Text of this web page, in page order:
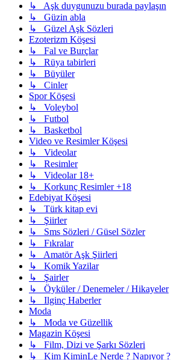
↳ Aşk duygunuzu burada paylaşın
↳ Güzin abla
↳ Güzel Aşk Sözleri
Ezoterizm Köşesi
↳ Fal ve Burçlar
↳ Rüya tabirleri
↳ Büyüler
↳ Cinler
Spor Köşesi
↳ Voleybol
↳ Futbol
↳ Basketbol
Video ve Resimler Köşesi
↳ Videolar
↳ Resimler
↳ Videolar 18+
↳ Korkunç Resimler +18
Edebiyat Köşesi
↳ Türk kitap evi
↳ Şiirler
↳ Sms Sözleri / Güsel Sözler
↳ Fıkralar
↳ Amatör Aşk Şiirleri
↳ Komik Yazilar
↳ Şairler
↳ Öyküler / Denemeler / Hikayeler
↳ Ilginç Haberler
Moda
↳ Moda ve Güzellik
Magazin Köşesi
↳ Film, Dizi ve Şarkı Sözleri
↳ Kim KiminLe Nerde ? Napıyor ?